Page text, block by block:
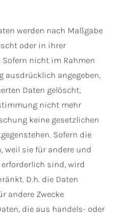
werden nach Maßgabe
oder in ihrer
nicht im Rahmen
ausdrücklich angegeben,
Daten gelöscht,
nicht mehr
keine gesetzlichen
Sofern die
weil sie für andere und
sind, wird
D.h. die Daten
andere Zwecke
die aus handels- oder